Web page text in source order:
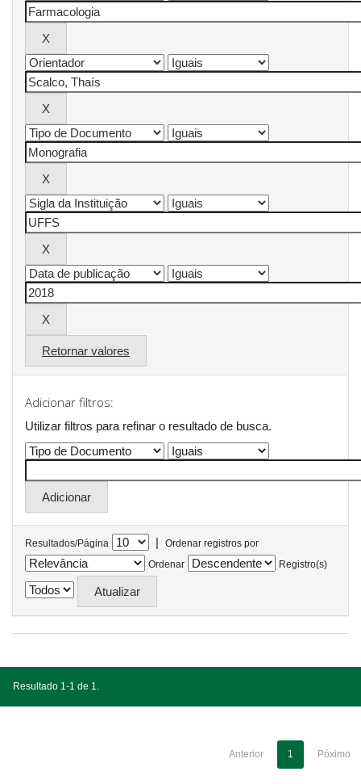
Retornar valores
Adicionar filtros:
Utilizar filtros para refinar o resultado de busca.
Resultados/Página |
Ordenar registros por
Ordenar
Registro(s)
Resultado 1-1 de 1.
Anterior 1 Póximo